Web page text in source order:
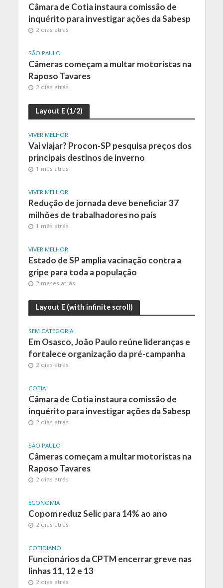
Câmara de Cotia instaura comissão de
inquérito para investigar ações da Sabesp
2 dias atrás
SÃO PAULO
Câmeras começam a multar motoristas na
Raposo Tavares
2 dias atrás
Layout E (1/2)
VIVER MELHOR
Vai viajar? Procon-SP pesquisa preços dos
principais destinos de inverno
1 mês atrás
VIVER MELHOR
Redução de jornada deve beneficiar 37
milhões de trabalhadores no país
1 mês atrás
VIVER MELHOR
Estado de SP amplia vacinação contra a
gripe para toda a população
2 meses atrás
Layout E (with infinite scroll)
SEM CATEGORIA
Em Osasco, João Paulo reúne lideranças e
fortalece organização da pré-campanha
2 dias atrás
COTIA
Câmara de Cotia instaura comissão de
inquérito para investigar ações da Sabesp
2 dias atrás
SÃO PAULO
Câmeras começam a multar motoristas na
Raposo Tavares
2 dias atrás
ECONOMIA
Copom reduz Selic para 14% ao ano
2 dias atrás
COTIDIANO
Funcionários da CPTM encerrar greve nas
linhas 11, 12 e 13
2 dias atrás